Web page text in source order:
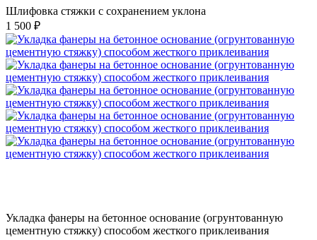
Шлифовка стяжки с сохранением уклона
1 500 ₽
Укладка фанеры на бетонное основание (огрунтованную
цементную стяжку) способом жесткого приклеивания